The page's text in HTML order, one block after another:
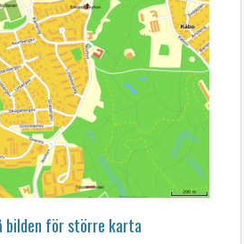
bilden för större karta